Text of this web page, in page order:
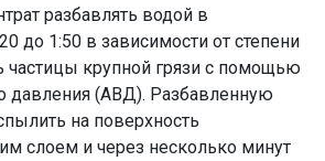
разбавлять водой в
до 1:50 в зависимости от степени
частицы крупной грязи с помощью
давления (АВД). Разбавленную
на поверхность
слоем и через несколько минут